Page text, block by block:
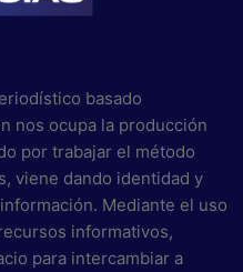
basado
nos ocupa la producción
por trabajar el método
viene dando identidad y
Mediante el uso
informativos,
para intercambiar a